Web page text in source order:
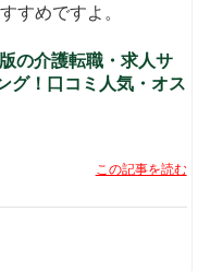
すめですよ。
の介護転職・求人サ
グ！口コミ人気・オス
この記事を読む